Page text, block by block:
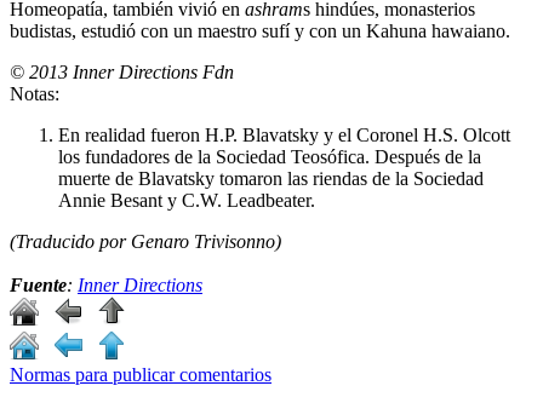
Homeopatía, también vivió en ashrams hindúes, monasterios
budistas, estudió con un maestro sufí y con un Kahuna hawaiano.
© 2013 Inner Directions Fdn
Notas:
En realidad fueron H.P. Blavatsky y el Coronel H.S. Olcott
los fundadores de la Sociedad Teosófica. Después de la
muerte de Blavatsky tomaron las riendas de la Sociedad
Annie Besant y C.W. Leadbeater.
(Traducido por Genaro Trivisonno)
Fuente: Inner Directions
Normas para publicar comentarios